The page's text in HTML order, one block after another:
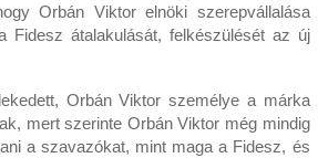
Orbán Viktor elnöki szerepvállalása
Fidesz átalakulását, felkészülését az új
Orbán Viktor személye a márka
mert szerinte Orbán Viktor még mindig
a szavazókat, mint maga a Fidesz, és